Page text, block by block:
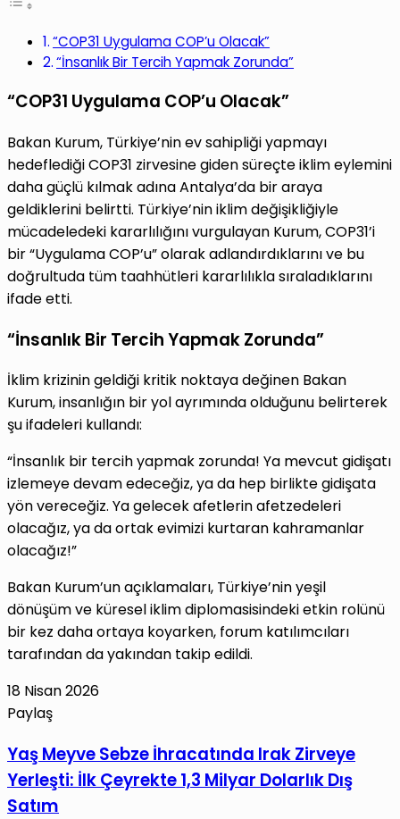
“COP31 Uygulama COP’u Olacak”
“İnsanlık Bir Tercih Yapmak Zorunda”
“COP31 Uygulama COP’u Olacak”
Bakan Kurum, Türkiye’nin ev sahipliği yapmayı
hedeflediği COP31 zirvesine giden süreçte iklim eylemini
daha güçlü kılmak adına Antalya’da bir araya
geldiklerini belirtti. Türkiye’nin iklim değişikliğiyle
mücadeledeki kararlılığını vurgulayan Kurum, COP31’i
bir “Uygulama COP’u” olarak adlandırdıklarını ve bu
doğrultuda tüm taahhütleri kararlılıkla sıraladıklarını
ifade etti.
“İnsanlık Bir Tercih Yapmak Zorunda”
İklim krizinin geldiği kritik noktaya değinen Bakan
Kurum, insanlığın bir yol ayrımında olduğunu belirterek
şu ifadeleri kullandı:
“İnsanlık bir tercih yapmak zorunda! Ya mevcut gidişatı
izlemeye devam edeceğiz, ya da hep birlikte gidişata
yön vereceğiz. Ya gelecek afetlerin afetzedeleri
olacağız, ya da ortak evimizi kurtaran kahramanlar
olacağız!”
Bakan Kurum’un açıklamaları, Türkiye’nin yeşil
dönüşüm ve küresel iklim diplomasisindeki etkin rolünü
bir kez daha ortaya koyarken, forum katılımcıları
tarafından da yakından takip edildi.
18 Nisan 2026
Paylaş
Posta
ile
paylaş
Yaş
Meyve
Sebze
Yaş Meyve Sebze İhracatında Irak Zirveye
Yerleşti: İlk Çeyrekte 1,3 Milyar Dolarlık Dış
Satım